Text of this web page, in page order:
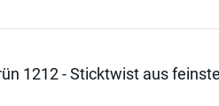
1212 - Sticktwist aus